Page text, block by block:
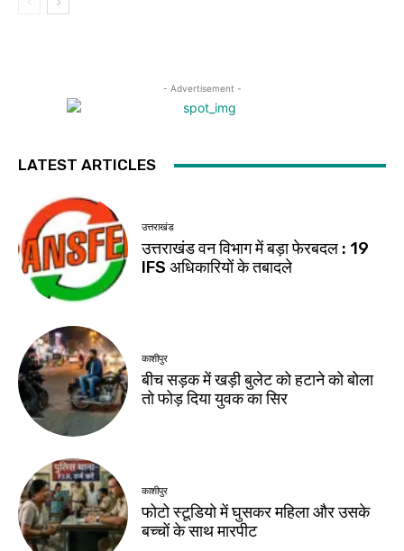
- Advertisement -
LATEST ARTICLES
उत्तराखंड
उत्तराखंड वन विभाग में बड़ा फेरबदल : 19
IFS अधिकारियों के तबादले
काशीपुर
बीच सड़क में खड़ी बुलेट को हटाने को बोला
तो फोड़ दिया युवक का सिर
काशीपुर
फोटो स्टूडियो में घुसकर महिला और उसके
बच्चों के साथ मारपीट